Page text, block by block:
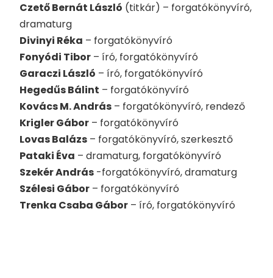
Czető Bernát László (titkár) – forgatókönyvíró,
dramaturg
Divinyi Réka – forgatókönyvíró
Fonyódi Tibor – író, forgatókönyvíró
Garaczi László – író, forgatókönyvíró
Hegedűs Bálint – forgatókönyvíró
Kovács M. András – forgatókönyvíró, rendező
Krigler Gábor – forgatókönyvíró
Lovas Balázs – forgatókönyvíró, szerkesztő
Pataki Éva – dramaturg, forgatókönyvíró
Szekér András -forgatókönyvíró, dramaturg
Szélesi Gábor – forgatókönyvíró
Trenka Csaba Gábor – író, forgatókönyvíró